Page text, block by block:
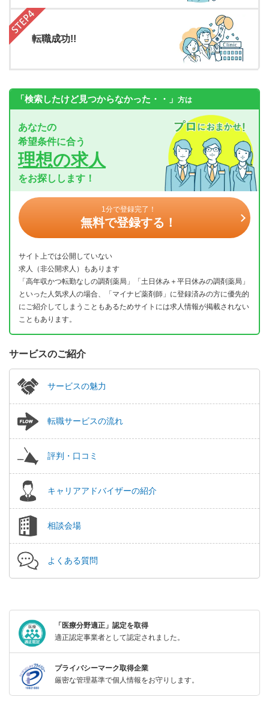
転職成功!!
「検索したけど見つからなかった・・」 方は
あなたの
希望条件に合う
理想の求人
をお探しします！
1分で登録完了！
無料で登録する！
サイト上では公開していない
求人（非公開求人）もあります
「高年収かつ転勤なしの調剤薬局」「土日休み＋平日休みの調剤薬局」
といった人気求人の場合、「マイナビ薬剤師」に登録済みの方に優先的
にご紹介してしまうこともあるためサイトには求人情報が掲載されない
こともあります。
サービスのご紹介
サービスの魅力
転職サービスの流れ
評判・口コミ
キャリアアドバイザーの紹介
相談会場
よくある質問
「医療分野適正」認定を取得
適正認定事業者として認定されました。
プライバシーマーク取得企業
厳密な管理基準で個人情報をお守りします。